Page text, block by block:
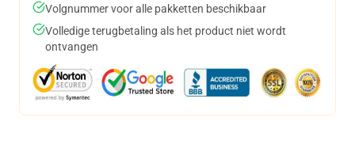
Volgnummer voor alle pakketten beschikbaar
Volledige terugbetaling als het product niet wordt
ontvangen